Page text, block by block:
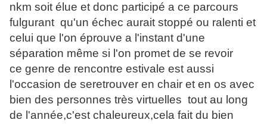
nkm soit élue et donc participé a ce parcours
fulgurant qu'un échec aurait stoppé ou ralenti et
celui que l'on éprouve a l'instant d'une
séparation même si l'on promet de se revoir
ce genre de rencontre estivale est aussi
l'occasion de seretrouver en chair et en os avec
bien des personnes très virtuelles tout au long
de l'année,c'est chaleureux,cela fait du bien